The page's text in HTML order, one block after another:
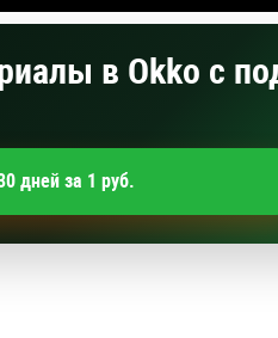
в Okko с
дней за 1 руб.